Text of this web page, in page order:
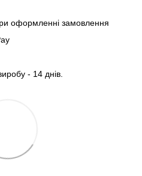
оформленні замовлення
- 14 днів.